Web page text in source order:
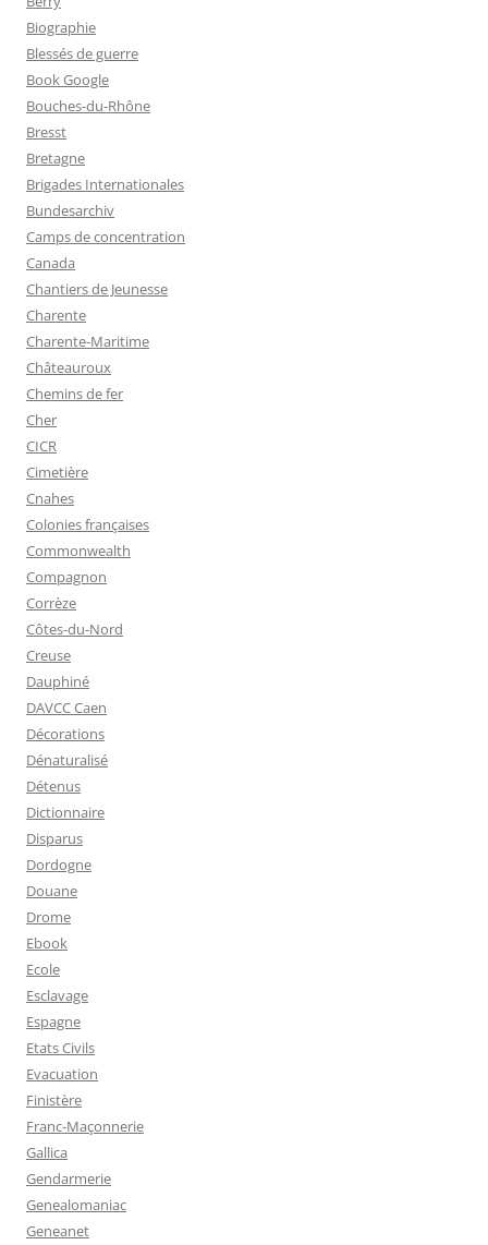
Biographie
Blessés de guerre
Book Google
Bouches-du-Rhône
Bresst
Bretagne
Brigades Internationales
Bundesarchiv
Camps de concentration
Canada
Chantiers de Jeunesse
Charente
Charente-Maritime
Châteauroux
Chemins de fer
Cher
CICR
Cimetière
Cnahes
Colonies françaises
Commonwealth
Compagnon
Corrèze
Côtes-du-Nord
Creuse
Dauphiné
DAVCC Caen
Décorations
Dénaturalisé
Détenus
Dictionnaire
Disparus
Dordogne
Douane
Drome
Ebook
Ecole
Esclavage
Espagne
Etats Civils
Evacuation
Finistère
Franc-Maçonnerie
Gallica
Gendarmerie
Genealomaniac
Geneanet